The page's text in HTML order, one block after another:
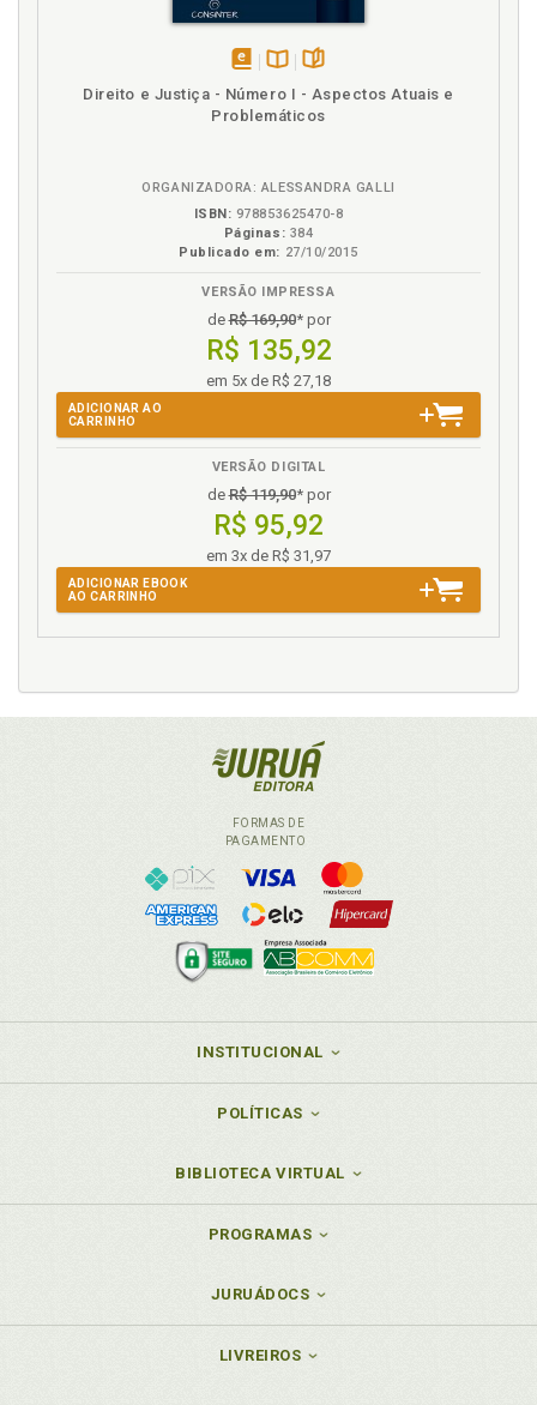
disponível
em
na
Direito e Justiça - Número I - Aspectos Atuais e
Problemáticos
ORGANIZADORA: ALESSANDRA GALLI
ISBN: 978853625470-8
Páginas: 384
Publicado em: 27/10/2015
VERSÃO IMPRESSA
deR$ 169,90* por
R$ 135,92
em 5x de R$ 27,18
ADICIONAR AO
CARRINHO
VERSÃO DIGITAL
deR$ 119,90* por
R$ 95,92
em 3x de R$ 31,97
ADICIONAR EBOOK
AO CARRINHO
FORMAS DE
PAGAMENTO
INSTITUCIONAL
POLÍTICAS
BIBLIOTECA VIRTUAL
PROGRAMAS
JURUÁDOCS
LIVREIROS